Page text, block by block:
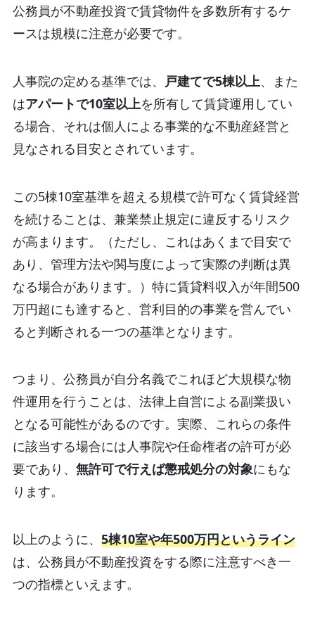
公務員が不動産投資で賃貸物件を多数所有するケ
ースは規模に注意が必要です。
人事院の定める基準では、 戸建てで5棟以上、また
はアパートで10室以上を所有して賃貸運用してい
る場合、それは個人による事業的な不動産経営と
見なされる目安とされています。
この5棟10室基準を超える規模で許可なく賃貸経営
を続けることは、兼業禁止規定に違反するリスク
が高まります。（ただし、これはあくまで目安で
あり、管理方法や関与度によって実際の判断は異
なる場合があります。）特に賃貸料収入が年間500
万円超にも達すると、営利目的の事業を営んでい
ると判断される一つの基準となります。
つまり、公務員が自分名義でこれほど大規模な物
件運用を行うことは、法律上自営による副業扱い
となる可能性があるのです。実際、これらの条件
に該当する場合には人事院や任命権者の許可が必
要であり、 無許可で行えば懲戒処分の対象にもな
ります。
以上のように、 5棟10室や年500万円というライン
は、公務員が不動産投資をする際に注意すべき一
つの指標といえます。